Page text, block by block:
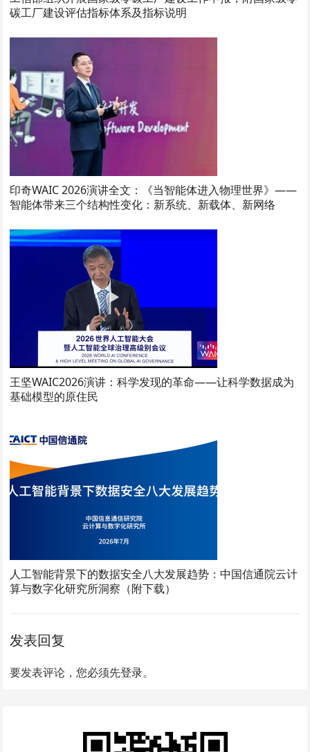
碳工厂建设评估指标体系及指标说明
印奇WAIC 2026演讲全文：《当智能体进入物理世界》——
智能体带来三个结构性变化：新系统、新载体、新网络
王坚WAIC2026演讲：科学发现的革命——让科学数据成为
基础模型的原住民
人工智能背景下的数据安全八大发展趋势：中国信通院云计
算与数字化研究所洞察（附下载）
发表回复
要发表评论，您必须先登录。